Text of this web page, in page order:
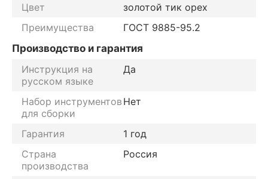
Цвет
золотой тик орех
Преимущества
ГОСТ 9885-95.2
Производство и гарантия
Инструкция на
русском языке
Да
Набор инструментов
для сборки
Нет
Гарантия
1 год
Страна
производства
Россия